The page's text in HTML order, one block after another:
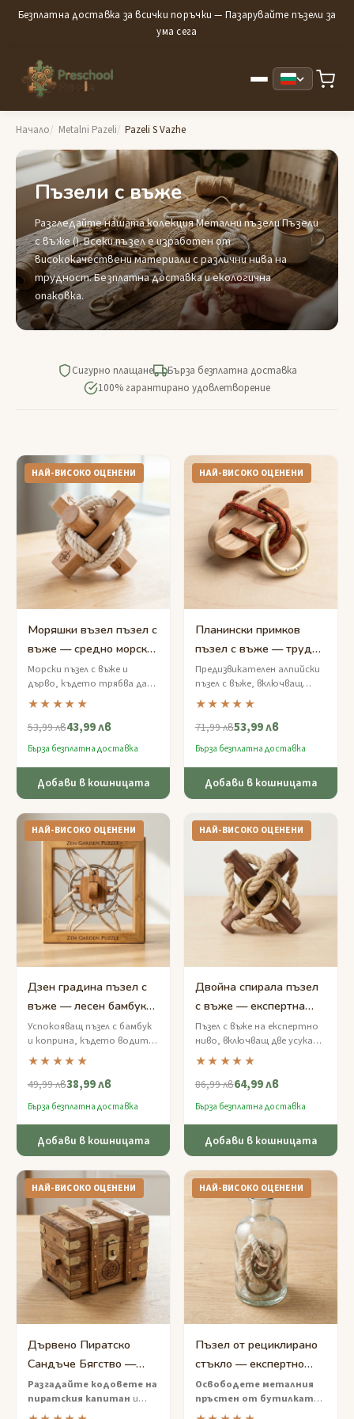
Безплатна доставка за всички поръчки — Пазарувайте пъзели за
ума сега
Начало Metalni Pazeli Pazeli S Vazhe
Пъзели с въже
Разгледайте нашата колекция Метални пъзели Пъзели
с въже (). Всеки пъзел е изработен от
висококачествени материали с различни нива на
трудност. Безплатна доставка и екологична
опаковка.
Сигурно плащане
Бърза безплатна доставка
100% гарантирано удовлетворение
НАЙ-ВИСОКО ОЦЕНЕНИ
Моряшки възел пъзел с
въже — средно морско
предизвикателство
Морски пъзел с въже и
дърво, където трябва да
освободите месинговия
пръстен от серия хитро
завързани моряшки възли.
★★★★★
53,99 лв43,99 лв
Бърза безплатна доставка
Добави в кошницата
НАЙ-ВИСОКО ОЦЕНЕНИ
Планински примков
пъзел с въже — трудно
алпийско
освобождаване на
халка
Предизвикателен алпийски
пъзел с въже, включващ
метални пръстени в стил
карабинер, преминали през
восъчен катерачен въже на
★★★★★
71,99 лв53,99 лв
Бърза безплатна доставка
Добави в кошницата
НАЙ-ВИСОКО ОЦЕНЕНИ
Дзен градина пъзел с
въже — лесен бамбуков
и копринен шнур за
медитация
Успокояващ пъзел с бамбук
и коприна, където водите
зелена перла през мирен
лабиринт от примки.
★★★★★
49,99 лв38,99 лв
Бърза безплатна доставка
Добави в кошницата
НАЙ-ВИСОКО ОЦЕНЕНИ
Двойна спирала пъзел
с въже — експертна
загадка с усукан шнур
Пъзел с въже на експертно
ниво, включващ две усукани
конопени въжета,
спираловидно обвиващи се
около орехова пръчка —
стоманените пръстени?
★★★★★
86,99 лв64,99 лв
Бърза безплатна доставка
Добави в кошницата
НАЙ-ВИСОКО ОЦЕНЕНИ
Дървено Пиратско
Сандъче Бягство —
Трудна Пъзел Игра със
Съкровище
Разгадайте кодовете на
пиратския капитан и
отключете истинско
НАЙ-ВИСОКО ОЦЕНЕНИ
Пъзел от рециклирано
стъкло — експертно
ниво, освобождаване
на пръстен
Освободете металния
пръстен от бутилката
— пъзел от експертно